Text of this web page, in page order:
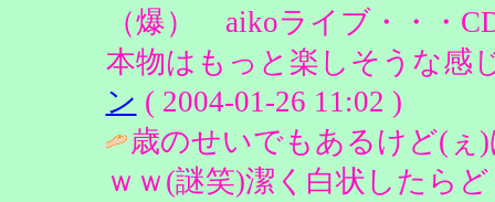
（爆） aikoライブ・・・
本物はもっと楽しそうな感
ン ( 2004-01-26 11:02 )
歳のせいでもあるけど(ぇ
ｗｗ(謎笑)潔く白状したら